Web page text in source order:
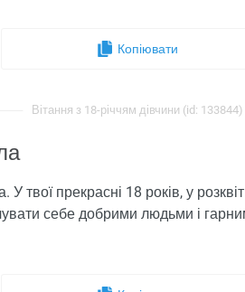
Копіювати
Вітання з 18-річчям дівчини (id: 133844)
твої прекрасні 18 років, у
себе добрими людьми і